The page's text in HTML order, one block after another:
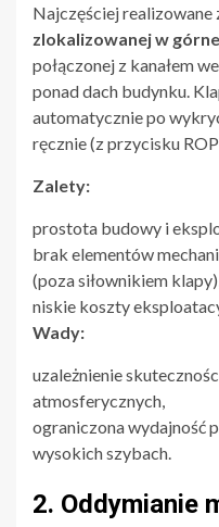
Najczęściej realizowane
zlokalizowanej w
połączonej z kanałem
ponad dach budynku.
automatycznie po
ręcznie (z przycisku
Zalety:
prostota budowy i
brak elementów
(poza siłownikiem
niskie koszty
Wady:
uzależnienie
atmosferycznych,
ograniczona wydajność
wysokich szybach.
2. Oddymianie